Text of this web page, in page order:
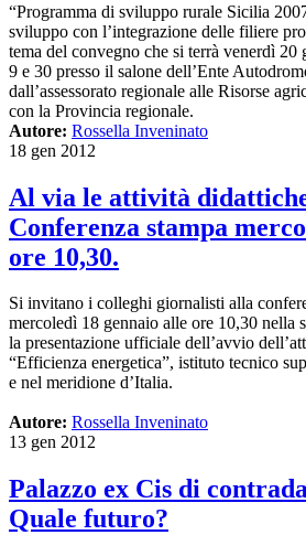
“Programma di sviluppo rurale Sicilia
sviluppo con l’integrazione delle filiere
tema del convegno che si terrà venerdì
9 e 30 presso il salone dell’Ente
dall’assessorato regionale alle Risorse
con la Provincia regionale.
Autore: Rossella Inveninato
18 gen 2012
Al via le attività
Conferenza stampa
ore 10,30.
Si invitano i colleghi giornalisti alla
mercoledì 18 gennaio alle ore 10,30 nella
la presentazione ufficiale dell’avvio
“Efficienza energetica”, istituto tecnico
e nel meridione d’Italia.
Autore: Rossella Inveninato
13 gen 2012
Palazzo ex Cis di
Quale futuro?